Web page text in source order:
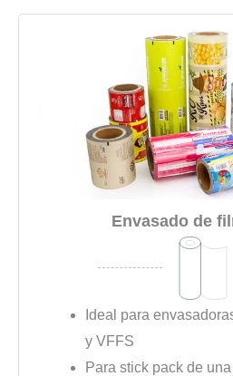
Envasado de
Ideal para
y VFFS
Para stick pack de